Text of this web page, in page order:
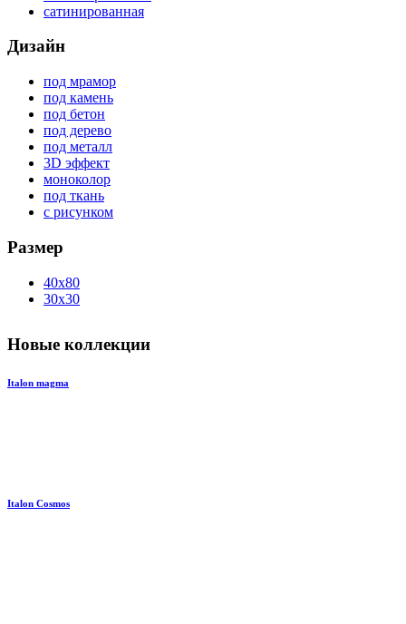
сатинированная
Дизайн
под мрамор
под камень
под бетон
под дерево
под металл
3D эффект
моноколор
под ткань
с рисунком
Размер
40x80
30x30
Новые коллекции
Italon magma
Italon Cosmos